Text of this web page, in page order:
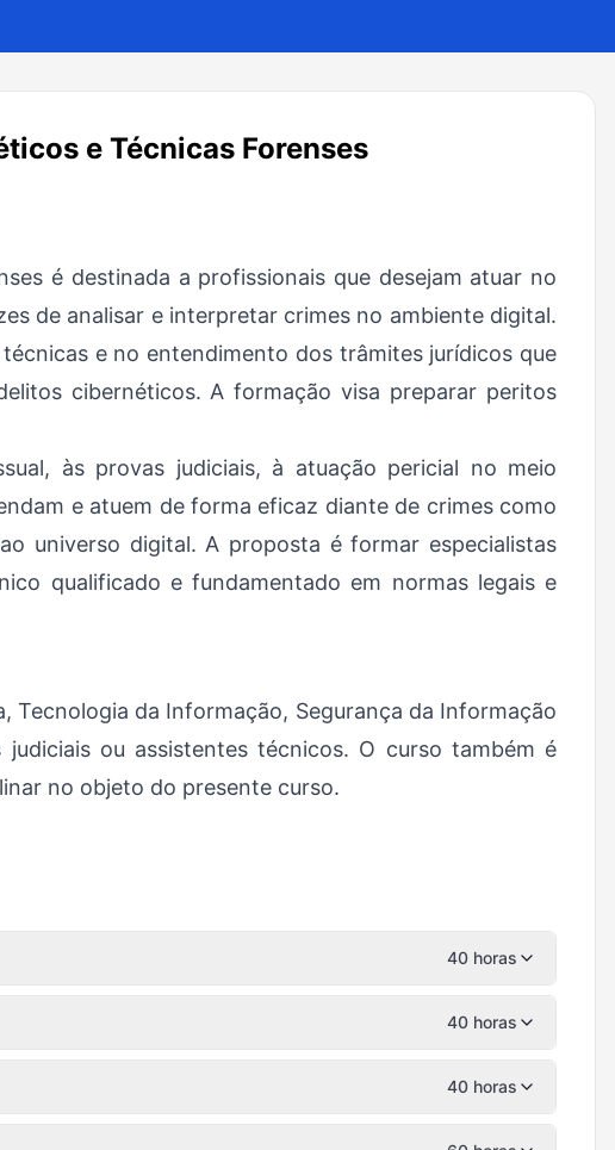
e Técnicas Forenses
é destinada a profissionais que desejam atuar no
de analisar e interpretar crimes no ambiente digital.
e no entendimento dos trâmites jurídicos que
cibernéticos. A formação visa preparar peritos
às provas judiciais, à atuação pericial no meio
e atuem de forma eficaz diante de crimes como
universo digital. A proposta é formar especialistas
qualificado e fundamentado em normas legais e
Tecnologia da Informação, Segurança da Informação
ou assistentes técnicos. O curso também é
no objeto do presente curso.
40 horas
40 horas
40 horas